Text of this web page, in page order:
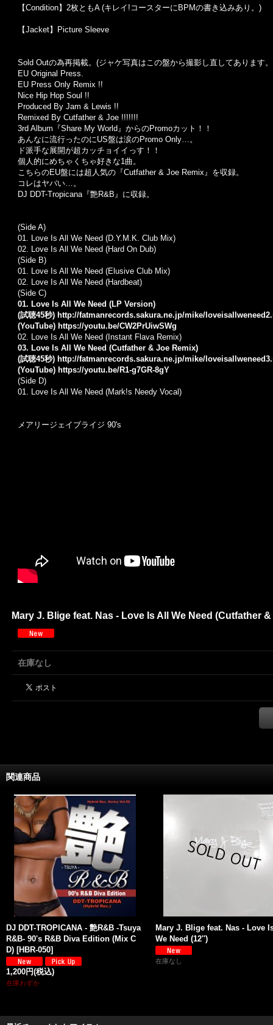
【Condition】2枚ともA (キレイ!コースターにBPMの書き込みあり。)
【Jacket】Picture Sleeve
Sold Outの為再掲載。(ジャケ写真はこの盤から撮影し直してあります
EU Original Press.
EU Press Only Remix !!
Nice Hip Hop Soul !!
Produced By Jam & Lewis !!
Remixed By Cutfather & Joe !!!!!!!
3rd Album『Share My World』からのPromoカット！！
あんなに流行ったのにUS盤は涙のPromo Only…。
ド派手な展開が超カッチョイイっす！！
個人的にめちゃくちゃ好きな1曲。
こちらのEU盤には超人気の『Cutfather & Joe Remix』を収録。
コレはヤバい…。
DJ DDT-Tropicana『艶R&B』に収録。
(Side A)
01. Love Is All We Need (D.Y.M.K. Club Mix)
02. Love Is All We Need (Hard On Dub)
(Side B)
01. Love Is All We Need (Elusive Club Mix)
02. Love Is All We Need (Hardbeat)
(Side C)
01. Love Is All We Need (LP Version)
(試聴45秒) http://fatmanrecords.sakura.ne.jp/mike/
(YouTube) https://youtu.be/CW2PrUiwSWg
02. Love Is All We Need (Instant Flava Remix)
03. Love Is All We Need (Cutfather & Joe Remix)
(試聴45秒) http://fatmanrecords.sakura.ne.jp/mike/
(YouTube) https://youtu.be/R1-g7GR-8gY
(Side D)
01. Love Is All We Need (Mark!s Needy Vocal)
メアリージェイブライジ 90's
Mary J. Blige feat. Nas - Love Is All We Need (Cutfather
在庫なし
関連商品
DJ DDT-TROPICANA - 艶R&B -Tsuya
R&B- 90's R&B Diva Edition (Mix C
D) [HBR-050]
1,200円(税込)
在庫わずか
Mary J. Blige feat. Nas - Love
We Need (12'')
在庫なし